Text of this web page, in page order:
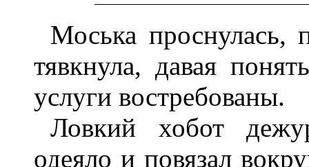
Моська проснулась,
тявкнула, давая
услуги востребованы.
Ловкий хобот
одеяло и повязал